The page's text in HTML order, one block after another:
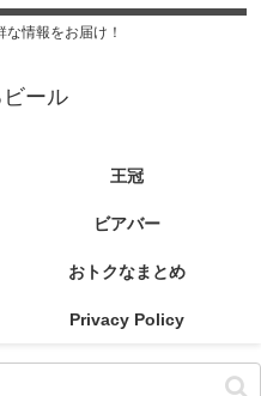
情報をお届け！
ール
王冠
ビアバー
おトクなまとめ
Privacy Policy